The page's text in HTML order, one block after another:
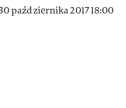
października 2017 18:00